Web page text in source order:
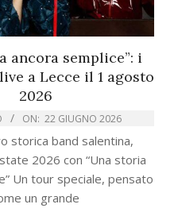
ancora semplice”: i
a Lecce il 1 agosto
2026
ON: 22 GIUGNO 2026
storica band salentina,
2026 con “Una storia
Un tour speciale, pensato
un grande